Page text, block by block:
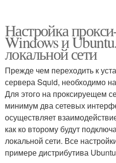
Настройка
Windows и
локальной сети
Прежде чем переходить к
сервера Squid, необходимо
Для этого на проксируещем
минимум два сетевых
осуществляет
как ко второму будут
локальной сети. Все
примере дистрибутива